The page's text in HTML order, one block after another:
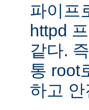
파이프
httpd
같다.
통 root
하고